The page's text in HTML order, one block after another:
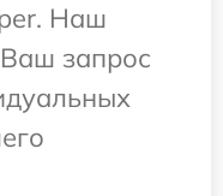
Наш
запрос